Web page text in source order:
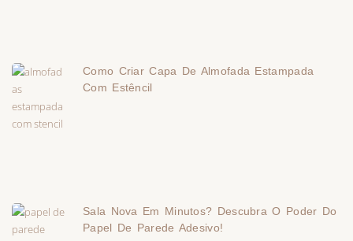
Como Criar Capa De Almofada Estampada
Com Estêncil
Sala Nova Em Minutos? Descubra O Poder Do
Papel De Parede Adesivo!